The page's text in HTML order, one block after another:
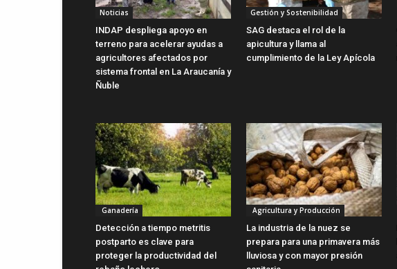
Noticias
INDAP despliega apoyo en
terreno para acelerar ayudas a
agricultores afectados por
sistema frontal en La Araucanía y
Ñuble
Gestión y Sostenibilidad
SAG destaca el rol de la
apicultura y llama al
cumplimiento de la Ley Apícola
Ganadería
Detección a tiempo metritis
postparto es clave para
proteger la productividad del
Agricultura y Producción
La industria de la nuez se
prepara para una primavera más
lluviosa y con mayor presión